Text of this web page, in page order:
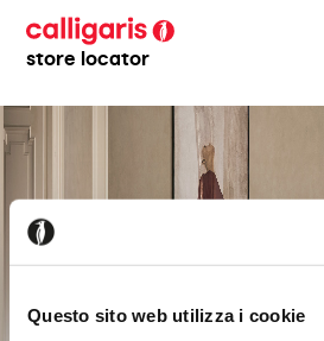
Questo sito web utilizza i cookie
store locator